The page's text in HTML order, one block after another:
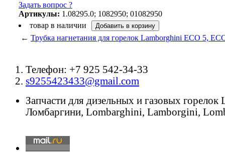
Задать вопрос ?
Артикулы: 1.08295.0; 1082950; 01082950
товар в наличии
← Трубка нагнетания для горелок Lamborghini ECO 5,
Телефон: +7 925 542-34-33
s9255423433@gmail.com
Запчасти для дизельных и газовых
Ломбаргини, Lombarghini, Lamborgini,